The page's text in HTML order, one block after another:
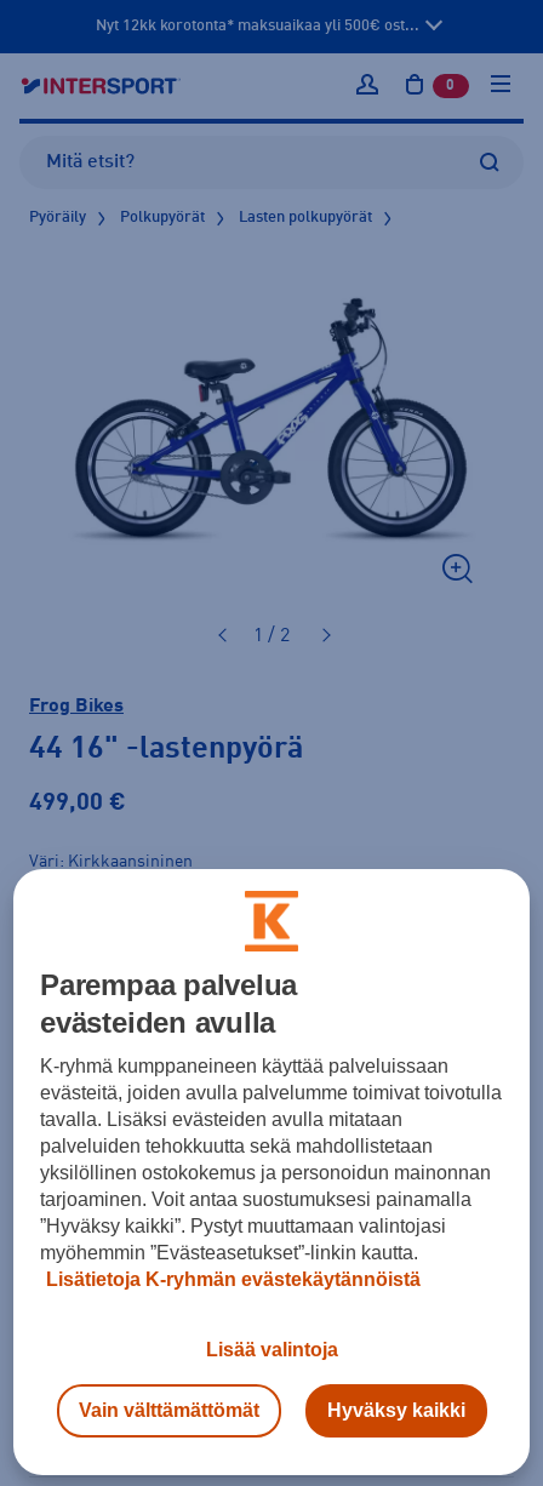
Nyt 12kk korotonta* maksuaikaa yli 500€ ost...
Kirjaudu sisään
0 tuotetta
Pyöräily Polkupyörät Lasten polkupyörät
1 / 2
Frog Bikes
44 16" -lastenpyörä
499,00 €
Väri Kirkkaansininen
Lastenpyörän valintaopas
Lisää ostoskoriin
Tarkista saatavuus ja tilaa myymälästä
Verkkokauppa: Ei saatavilla Saatavilla
Arvioitu toimitusaika 1-3 arkipäivää.
Tilaus- ja toimituskulut
Parempaa palvelua
evästeiden avulla
K-ryhmä kumppaneineen käyttää palveluissaan
evästeitä, joiden avulla palvelumme toimivat toivotulla
tavalla. Lisäksi evästeiden avulla mitataan
palveluiden tehokkuutta sekä mahdollistetaan
yksilöllinen ostokokemus ja personoidun mainonnan
tarjoaminen. Voit antaa suostumuksesi painamalla
”Hyväksy kaikki”. Pystyt muuttamaan valintojasi
myöhemmin ”Evästeasetukset”-linkin kautta.
Lisätietoja K-ryhmän evästekäytännöistä
Lisää valintoja
Vain välttämättömät Hyväksy kaikki